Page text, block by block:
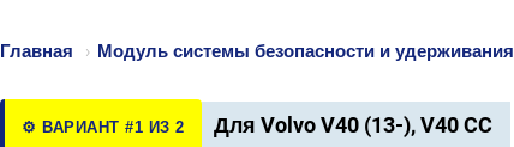
Главная › Модуль системы безопасности и удерживания
⚙️ ВАРИАНТ #1 ИЗ 2 Для Volvo V40 (13-), V40 CC